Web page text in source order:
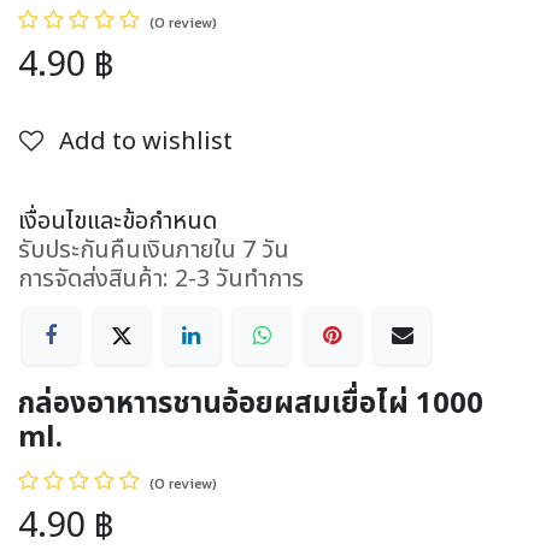
(0 review)
4.90 ฿
Add to wishlist
เงื่อนไขและข้อกำหนด
รับประกันคืนเงินภายใน 7 วัน
การจัดส่งสินค้า: 2-3 วันทำการ
กล่องอาหาารชานอ้อยผสมเยื่อไผ่ 1000
ml.
(0 review)
4.90 ฿